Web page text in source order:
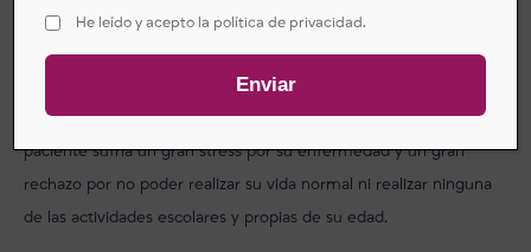
Una vez realizadas las curas de la forma adecuada y el
tratamiento psicológico adecuado se ha podido conseguir la
curación y que no vuelva a producirse este tipo de úlceras. El
paciente sufría un gran stress por su enfermedad y un gran
rechazo por no poder realizar su vida normal ni realizar ninguna
de las actividades escolares y propias de su edad.
He leído y acepto la política de privacidad.